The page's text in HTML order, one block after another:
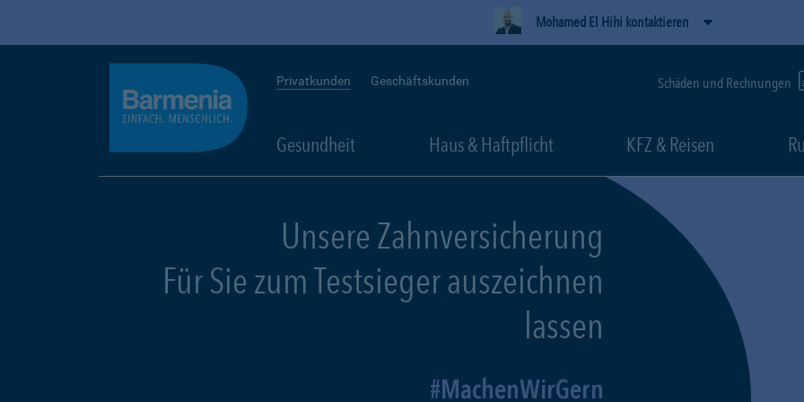
Mohamed El Hihi kontaktieren
Privatkunden Geschäftskunden Schäden und Rechnungen
Gesundheit Haus & Haftpflicht KFZ & Reisen
Unsere Zahnversicherung
Für Sie zum Testsieger auszeichnen
lassen
MachenWirGern